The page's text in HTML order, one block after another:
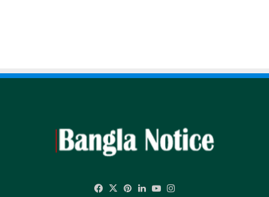
Facebook
X Pinterest
LinkedInYouTube